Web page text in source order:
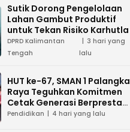
Sutik Dorong Pengelolaan
Lahan Gambut Produktif
untuk Tekan Risiko Karhutla
DPRD Kalimantan
Tengah
3 hari yang
lalu
HUT ke-67, SMAN 1 Palangka
Raya Teguhkan Komitmen
Cetak Generasi Berprestasi
dan Peduli Lingkunga
Pendidikan 4 hari yang lalu